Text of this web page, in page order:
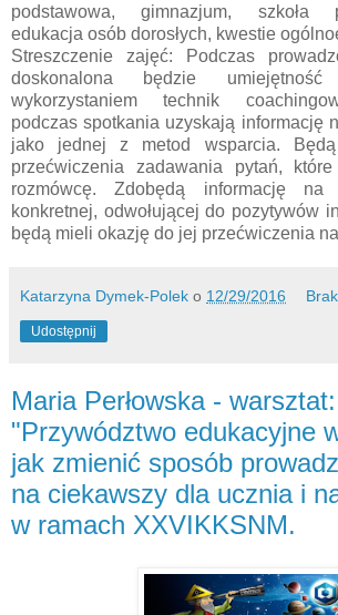
podstawowa, gimnazjum, szkoła
edukacja osób dorosłych, kwestie
Streszczenie zajęć: Podczas
doskonalona będzie
wykorzystaniem technik
podczas spotkania uzyskają informację
jako jednej z metod wsparcia.
przećwiczenia zadawania pytań,
rozmówcę. Zdobędą informację na
konkretnej, odwołującej do pozytywów
będą mieli okazję do jej przećwiczenia
Katarzyna Dymek-Polek o 12/29/2016
Udostępnij
Maria Perłowska - warsztat:
"Przywództwo edukacyjne
jak zmienić sposób
na ciekawszy dla ucznia i
w ramach XXVIKKSNM.